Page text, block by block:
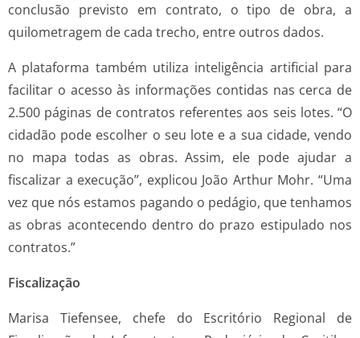
conclusão previsto em contrato, o tipo de obra, a
quilometragem de cada trecho, entre outros dados.
A plataforma também utiliza inteligência artificial para
facilitar o acesso às informações contidas nas cerca de
2.500 páginas de contratos referentes aos seis lotes. “O
cidadão pode escolher o seu lote e a sua cidade, vendo
no mapa todas as obras. Assim, ele pode ajudar a
fiscalizar a execução”, explicou João Arthur Mohr. “Uma
vez que nós estamos pagando o pedágio, que tenhamos
as obras acontecendo dentro do prazo estipulado nos
contratos.”
Fiscalização
Marisa Tiefensee, chefe do Escritório Regional de